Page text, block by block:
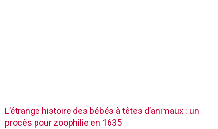
L’étrange histoire des bébés à têtes d’animaux : un
procès pour zoophilie en 1635